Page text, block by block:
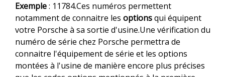
Exemple: 11784.Ces numéros permettent
notamment de connaitre lesoptionsqui équipent
votre Porsche à sa sortie d'usine.Une vérification du
numéro de série chez Porsche permettra de
connaitre l'équipement de série et les options
montées à l'usine de manière encore plus précises